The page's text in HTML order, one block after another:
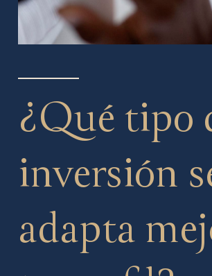
¿Qué tipo
inversión
adapta